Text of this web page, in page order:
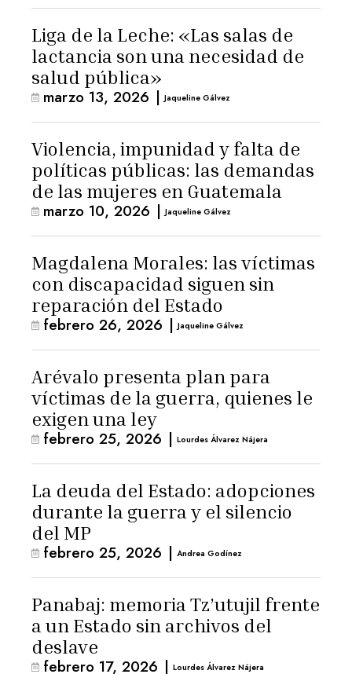
Liga de la Leche: «Las salas de
lactancia son una necesidad de
salud pública»
marzo 13, 2026 | Jaqueline Gálvez
Violencia, impunidad y falta de
políticas públicas: las demandas
de las mujeres en Guatemala
marzo 10, 2026 | Jaqueline Gálvez
Magdalena Morales: las víctimas
con discapacidad siguen sin
reparación del Estado
febrero 26, 2026 | Jaqueline Gálvez
Arévalo presenta plan para
víctimas de la guerra, quienes le
exigen una ley
febrero 25, 2026 | Lourdes Álvarez Nájera
La deuda del Estado: adopciones
durante la guerra y el silencio
del MP
febrero 25, 2026 | Andrea Godínez
Panabaj: memoria Tz’utujil frente
a un Estado sin archivos del
deslave
febrero 17, 2026 | Lourdes Álvarez Nájera